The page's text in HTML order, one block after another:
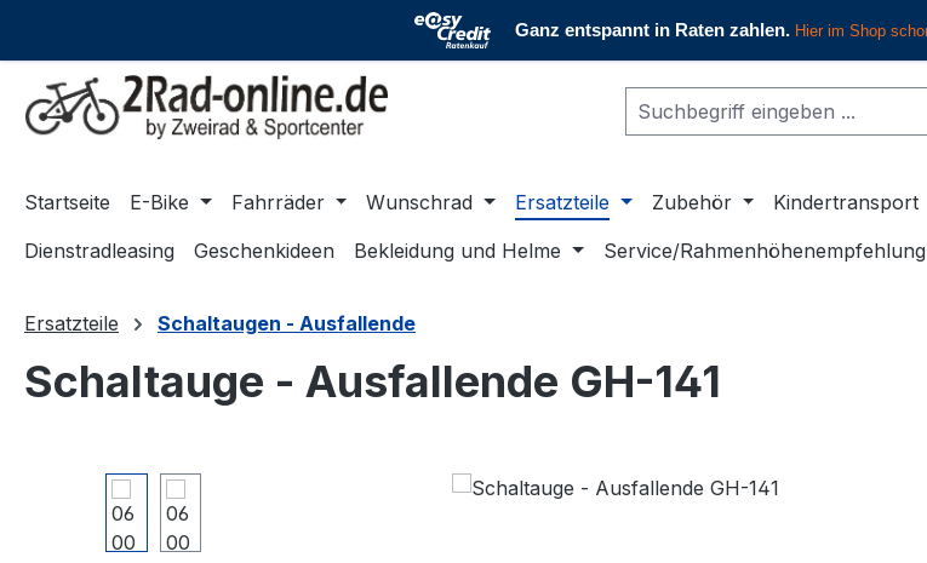
Hauptinhalt springen
Zur Suche springen
Zur Hauptnavigation springen
Startseite E-Bike Fahrräder Wunschrad Ersatzteile Zubehör Kindertransport
Dienstradleasing
Geschenkideen Bekleidung und Helme Service/Rahmenhöhenempfehlung
Ersatzteile Schaltaugen - Ausfallende
Schaltauge - Ausfallende GH-141